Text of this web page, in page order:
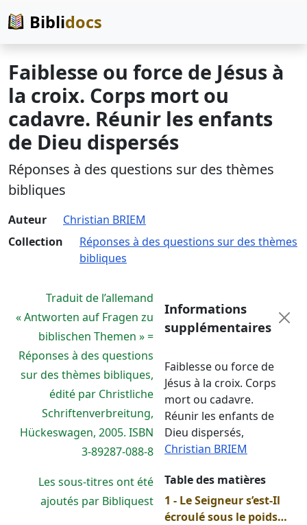
Biblidocs
Faiblesse ou force de Jésus à
la croix. Corps mort ou
cadavre. Réunir les enfants
de Dieu dispersés
Réponses à des questions sur des thèmes
bibliques
Auteur
Christian BRIEM
Collection
Réponses à des questions sur des thèmes
bibliques
Traduit de l’allemand
« Antworten auf Fragen zu
biblischen Themen » =
Réponses à des questions
sur des thèmes bibliques,
édité par Christliche
Schriftenverbreitung,
Hückeswagen, 2005. ISBN
3-89287-088-8
Les sous-titres ont été
ajoutés par Bibliquest
Informations
supplémentaires
Faiblesse ou force de
Jésus à la croix. Corps
mort ou cadavre.
Réunir les enfants de
Dieu dispersés,
Christian BRIEM
Table des matières
1 - Le Seigneur s’est-Il
écroulé sous le poids